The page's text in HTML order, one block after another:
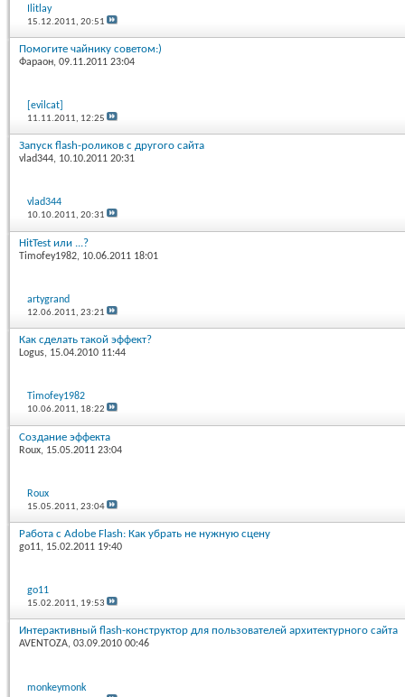
Ilitlay
15.12.2011,20:51
Помогите чайнику советом:)
Фараон, 09.11.2011 23:04
[evilcat]
11.11.2011, 12:25
Запуск flash-роликов с другого сайта
vlad344, 10.10.2011 20:31
vlad344
10.10.2011,20:31
HitTest или ...?
Timofey1982, 10.06.2011 18:01
artygrand
12.06.2011,23:21
Как сделать такой эффект?
Logus, 15.04.2010 11:44
Timofey1982
10.06.2011, 18:22
Создание эффекта
Roux, 15.05.2011 23:04
Roux
15.05.2011,23:04
Работа с Adobe Flash: Как убрать не нужную сцену
go11, 15.02.2011 19:40
go11
15.02.2011, 19:53
Интерактивный flash-конструктор для пользователей архитектурного сайта
AVENTOZA, 03.09.2010 00:46
monkeymonk